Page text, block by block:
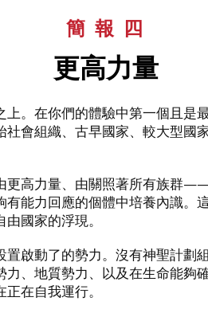
簡報四
更高力量
。在你們的體驗中第一個且是
會組織、古早國家、較大型國
更高力量、由關照著所有族群
能力回應的個體中培養內識。
國家的浮現。
啟動了的勢力。沒有神聖計劃
、地質勢力、以及在生命能夠
在自我運行。